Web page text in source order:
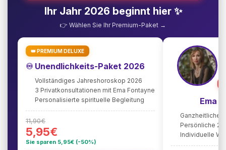
Ihr Jahr 2026 beginnt hier ✨
👉 Wählen Sie Ihr Premium-Paket →
👑 PREMIUM DELUXE
♾️ Unendlichkeits-Paket 2026
Vollständiges Jahreshoroskop 2026
3 Privatkonsultationen mit Ema Fontayne
Personalisierte spirituelle Begleitung
11,90€
5,95€
Sie sparen 5,95€ (-50%)
Ema
Ganzheitliche
Persönliche
Individuelle